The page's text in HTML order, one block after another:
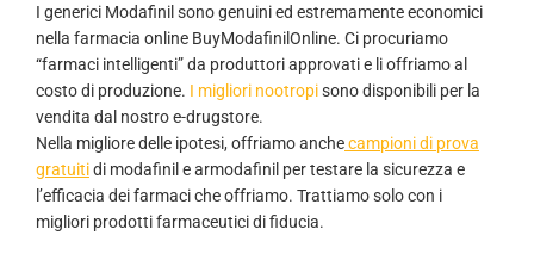
I generici Modafinil sono genuini ed estremamente economici
nella farmacia online BuyModafinilOnline. Ci procuriamo
“farmaci intelligenti” da produttori approvati e li offriamo al
costo di produzione. I migliori nootropisono disponibili per la
vendita dal nostro e-drugstore.
Nella migliore delle ipotesi, offriamo anchecampioni di prova
gratuitidi modafinil e armodafinil per testare la sicurezza e
l’efficacia dei farmaci che offriamo. Trattiamo solo con i
migliori prodotti farmaceutici di fiducia.